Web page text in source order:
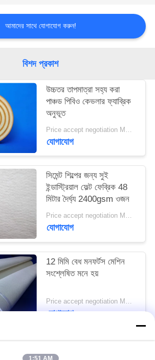
আমাদের সাথে যোগাযোগ করুন!
বিশদ প্রকাশ
উচ্চতর তাপমাত্রা সহ্য করা
পাঞ্চড পিবিও কেভলার ফ্যাব্রিক
অনুভূত
Price accept negotiation MOQ:1 বর্গ মিটার
যোগাযোগ
সিমেন্ট শিল্পের জন্য সুই
ইন্ডাস্ট্রিয়াল ফেল্ট ফেব্রিক 48
মিটার দৈর্ঘ্য 2400gsm ওজন
Price accept negotiation MOQ:এক পিসি
যোগাযোগ
12 মিমি বেধ মনফর্টস মেশিন
সংশ্লেষিত মনে হয়
Price accept negotiation MOQ:1 টুকরা
যোগাযোগ
1:51 AM